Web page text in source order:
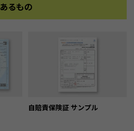
るもの
自賠責保険証 サンプル